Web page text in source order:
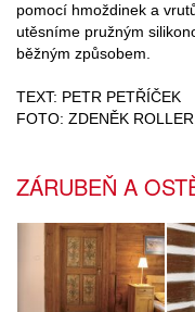
pomocí hmoždinek a
utěsníme pružným
běžným způsobem.
TEXT: PETR PETŘÍČEK
FOTO: ZDENĚK
ZÁRUBEŇ A